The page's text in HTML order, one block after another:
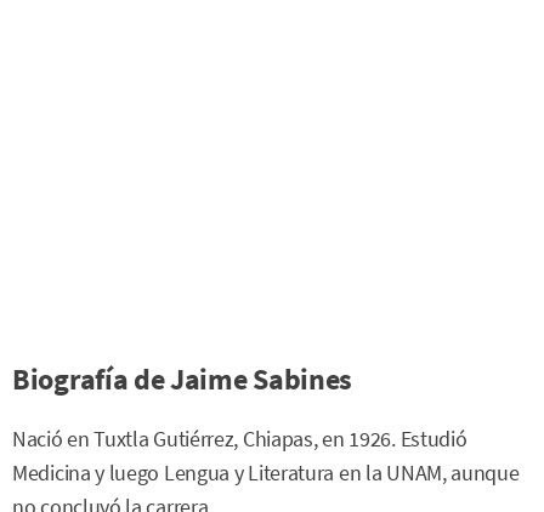
Biografía de Jaime Sabines
Nació en Tuxtla Gutiérrez, Chiapas, en 1926. Estudió
Medicina y luego Lengua y Literatura en la UNAM, aunque